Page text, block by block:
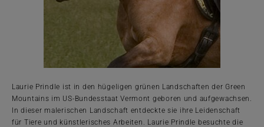
Laurie Prindle ist in den hügeligen grünen Landschaften der Green
Mountains im US-Bundesstaat Vermont geboren und aufgewachsen.
In dieser malerischen Landschaft entdeckte sie ihre Leidenschaft
für Tiere und künstlerisches Arbeiten. Laurie Prindle besuchte die